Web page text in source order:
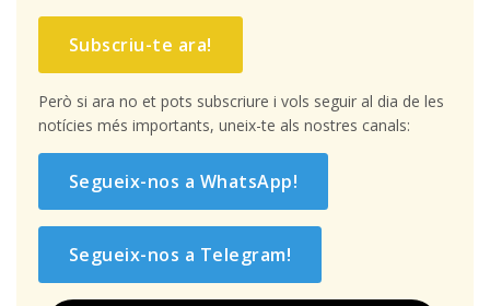
Subscriu-te ara!
Però si ara no et pots subscriure i vols seguir al dia de les
notícies més importants, uneix-te als nostres canals:
Segueix-nos a WhatsApp!
Segueix-nos a Telegram!